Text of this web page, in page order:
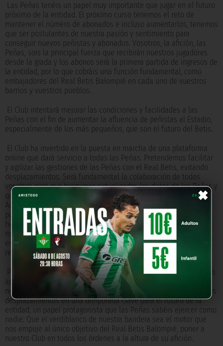
×
Las Peñas tenéis un papel muy importante que jugar en el futuro
próximo de la entidad. El próximo curso tenemos el reto de
mantener el número de abonados e incluso aumentarlos, tenemos
que ser postulantes de nuestra pasión y sentimiento para
conseguir nuevos peñistas y abonados. Vosotros, la afición, las
Peñas, sois la principal fuerza que recibirán nuestros jugadores
desde la grada y los abonos será la primera partida de ingresos de
la entidad, por lo que cobráis una función fundamental, como
embajadores del Real Betis Balompié en cada uno de vuestros
barrios y vuestros pueblos.
El Club intentará mejorar las condiciones y facilidades a las
Peñas con el fin de aumentar la afluencia de peñistas al Estadio,
especialmente de los más pequeños, que son el futuro del Betis.
El Club ha invertido en la puesta en marcha de una plataforma
online que dará servicio a todas las Peñas. Pretendemos facilitar
y agilizar las gestiones de las Peñas con el Real Betis, evitando
desplazamientos. Será fundamental la colaboración de todos
vosotros para que tengamos actualizados los datos de las Peñas y
que podáis operar fácilmente a través de la plataforma online.
Aquellas Peñas o peñistas que no tengan acceso a internet lo
podrán hacer a través de teléfonos específicos, como hemos
hecho con todos los sistemas online que hemos puesto en
marcha en estos últimos años. Tenemos puestas muchas
esperanzas en esta nueva herramienta que transformará la
relación de las Peñas Béticas con el Real Betis Balompié.
Para la próxima temporada nos permitimos solicitaros el máximo
apoyo a nuestro, vuestro equipo en un año muy difícil. El Betis
necesitará vuestro aliento en el Estadio Benito Villamarín y en los
desplazamientos en una temporada clave para el futuro de la
entidad, un papel protagonista que las Peñas sabéis ejercer como
nadie. Que el verdiblanco de nuestra bandera sea el motor que
nos empuje al único objetivo del Real Betis Balompié, poner a
nuestro Club en todos los órdenes a la altura de su afición.